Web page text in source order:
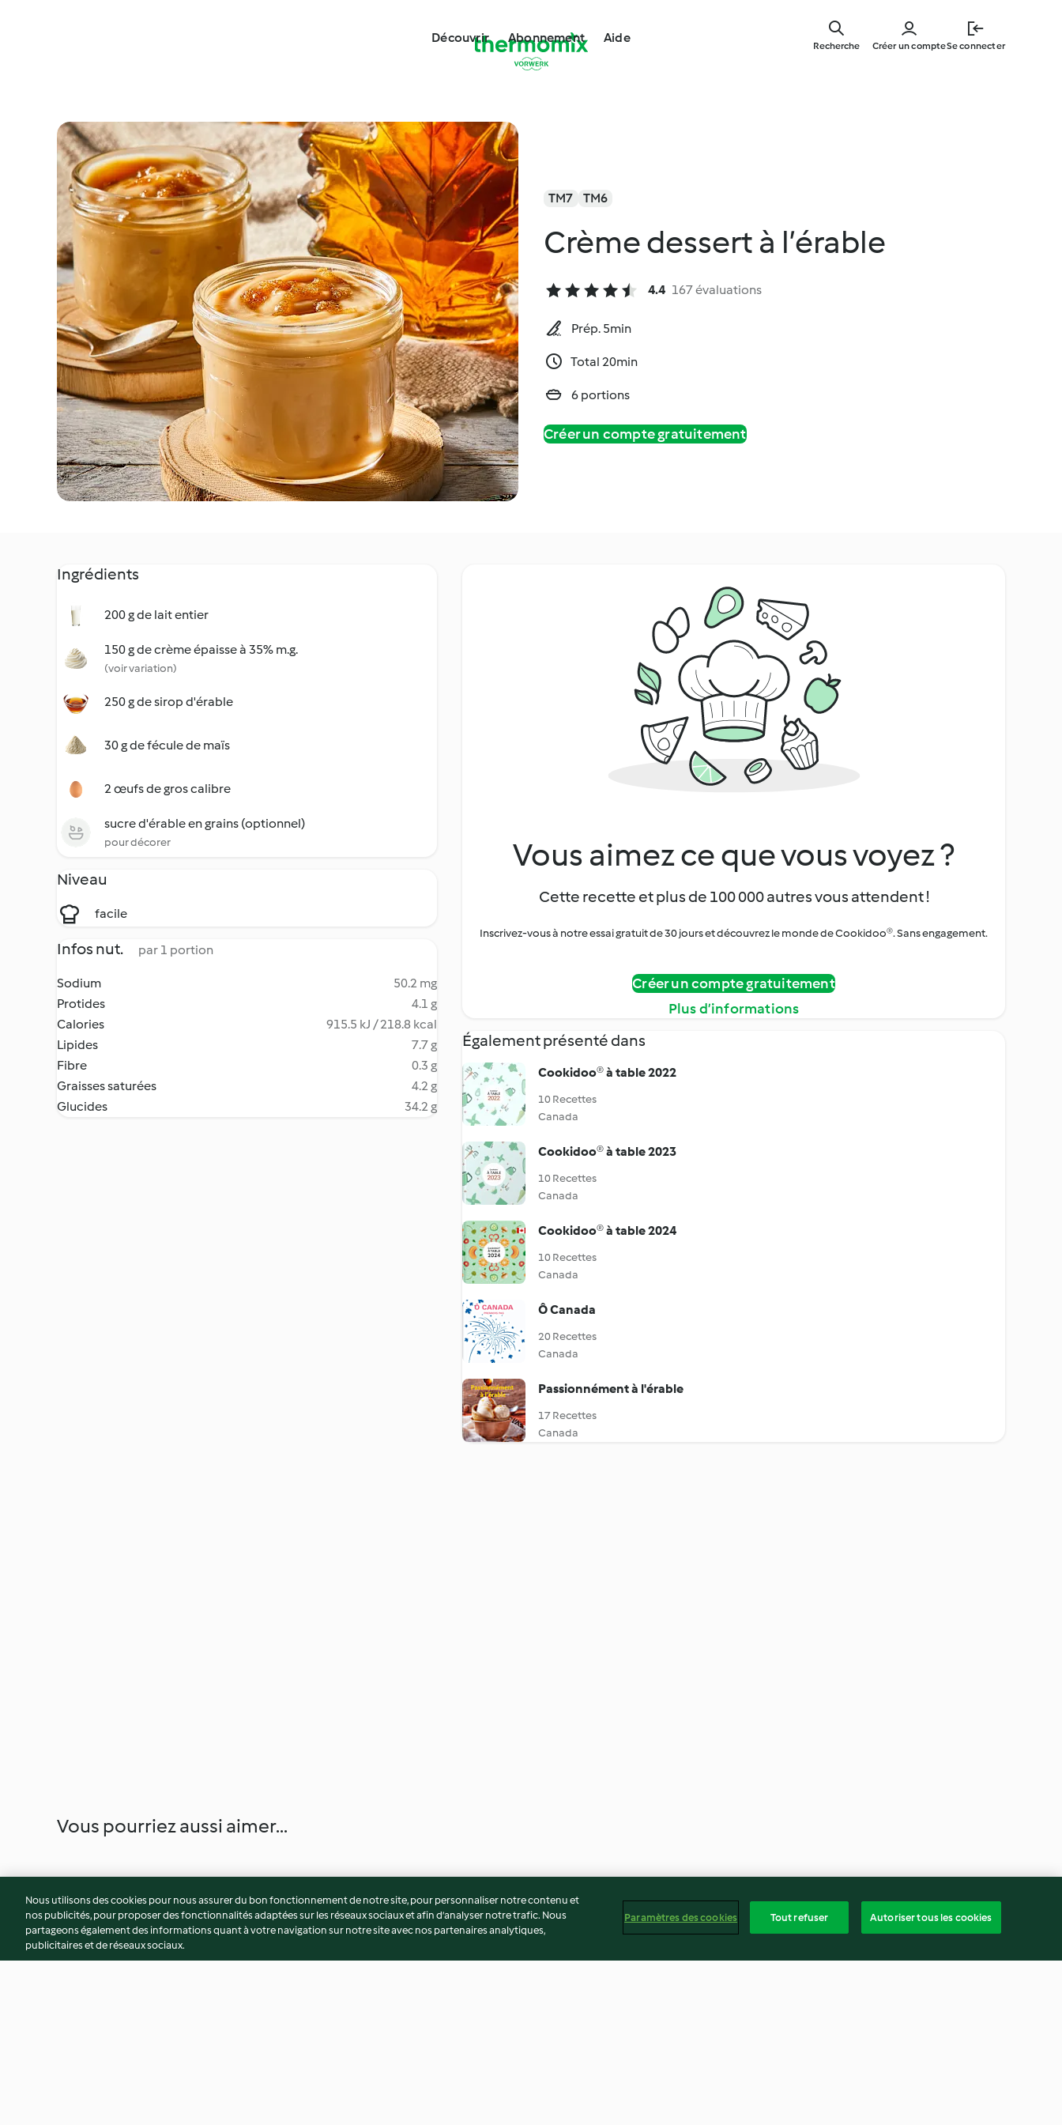
main
Découvrir Abonnement Aide
Créer un compteSe connecter
Recherche
TM7 TM6
Crème dessert à l’érable
4.4 167 évaluations
Prép. 5min
Total 20min
6 portions
Créer un compte gratuitement
Ingrédients
200 g de lait entier
150 g de crème épaisse à 35% m.g.
(voir variation)
250 g de sirop d'érable
30 g de fécule de maïs
2 œufs de gros calibre
sucre d'érable en grains (optionnel)
pour décorer
Niveau
facile
Infos nut. par 1 portion
Sodium
50.2 mg
Protides
4.1 g
Calories
915.5 kJ / 218.8 kcal
Lipides
7.7 g
Fibre
0.3 g
Graisses saturées
4.2 g
Glucides
34.2 g
Vous aimez ce que vous voyez ?
Cette recette et plus de 100 000 autres vous attendent !
Inscrivez-vous à notre essai gratuit de 30 jours et découvrez le monde de Cookidoo®. Sans engagement.
Créer un compte gratuitement
Plus d’informations
Également présenté dans
Cookidoo® à table 2022
10 Recettes
Canada
Cookidoo® à table 2023
10 Recettes
Canada
Cookidoo® à table 2024
10 Recettes
Canada
Ô Canada
20 Recettes
Canada
Passionnément à l'érable
17 Recettes
Canada
Vous pourriez aussi aimer...
Nous utilisons des cookies pour nous assurer du bon fonctionnement de notre site, pour personnaliser notre contenu et
nos publicités, pour proposer des fonctionnalités adaptées sur les réseaux sociaux et afin d’analyser notre trafic. Nous
partageons également des informations quant à votre navigation sur notre site avec nos partenaires analytiques,
publicitaires et de réseaux sociaux.
Paramètres des cookies Tout refuser Autoriser tous les cookies